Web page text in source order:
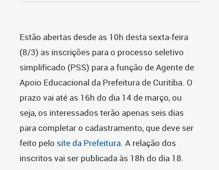
Estão abertas desde as 10h desta sexta-feira
(8/3) as inscrições para o processo seletivo
simplificado (PSS) para a função de Agente de
Apoio Educacional da Prefeitura de Curitiba. O
prazo vai até as 16h do dia 14 de março, ou
seja, os interessados terão apenas seis dias
para completar o cadastramento, que deve ser
feito pelo site da Prefeitura. A relação dos
inscritos vai ser publicada às 18h do dia 18.